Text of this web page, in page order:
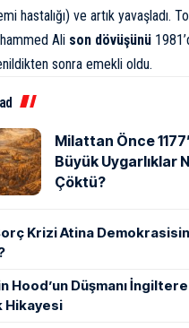
hastalığı) ve artık yavaşladı.
Ali son dövüşünü
sonra emekli oldu.
Milattan Önce
Büyük Uygarlıklar
Çöktü?
Krizi Atina
Hood’un Düşmanı İngiltere
Hikayesi